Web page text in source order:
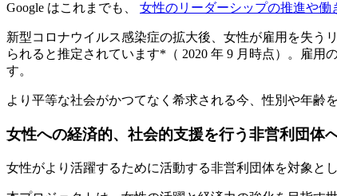
Google はこれまでも、 女性のリーダーシップの推進や働
新型コロナウイルス感染症の拡大後、女性が雇用を失う
られると推定されています*（ 2020 年 9 月時点）。雇
す。
より平等な社会がかつてなく希求される今、性別や年齢
女性への経済的、社会的支援を行う非営利団体
女性がより活躍するために活動する非営利団体を対象と